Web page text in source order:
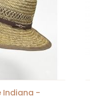
Indiana -